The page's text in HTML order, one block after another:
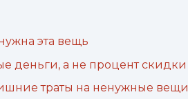
эта вещь
деньги, а не процент скидки
траты на ненужные вещи